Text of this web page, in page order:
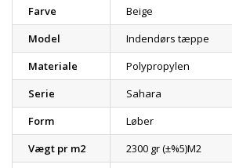
Farve
Beige
Model
Indendørs tæppe
Materiale
Polypropylen
Serie
Sahara
Form
Løber
Vægt pr m2
2300 gr (±%5)M2